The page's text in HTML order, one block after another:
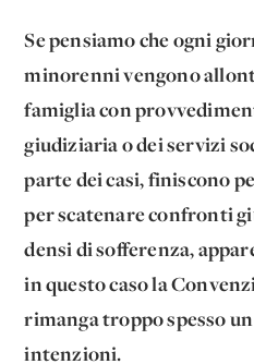
Se pensiamo che ogni
minorenni vengono
famiglia con
giudiziaria o dei servizi
parte dei casi, finiscono
per scatenare confronti
densi di sofferenza,
in questo caso la
rimanga troppo spesso
intenzioni.